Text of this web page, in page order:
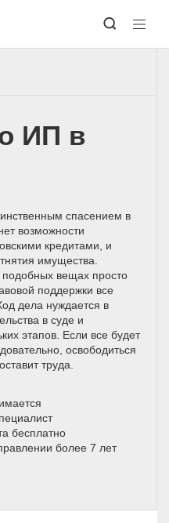
ИП в
спасением в
возможности
кредитами, и
имущества.
вещах просто
поддержки все
дела нуждается в
в суде и
этапов. Если все будет
освободиться
труда.
бесплатно
более 7 лет